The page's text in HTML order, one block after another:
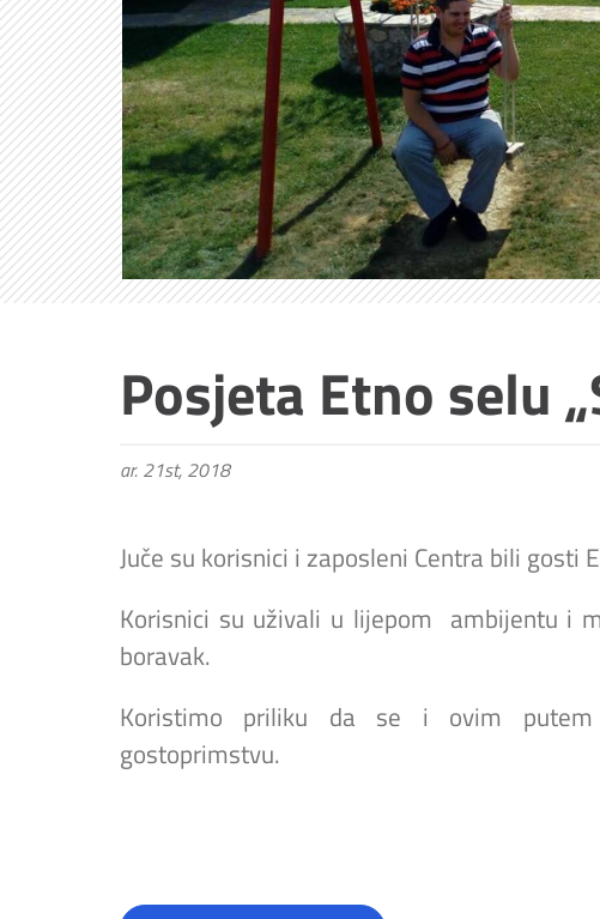
Posjeta Etno selu
ar. 21st, 2018
Juče su korisnici i zaposleni Centra bili gosti
Korisnici su uživali u lijepom ambijentu i
boravak.
Koristimo priliku da se i ovim putem
gostoprimstvu.